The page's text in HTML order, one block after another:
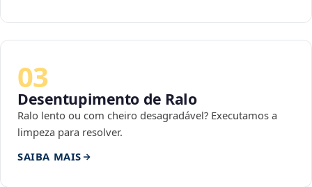
03
Desentupimento de Ralo
Ralo lento ou com cheiro desagradável? Executamos a
limpeza para resolver.
SAIBA MAIS